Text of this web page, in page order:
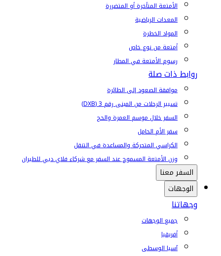
الأمتعة المتأخرة أو المتضررة
المعدات الرياضية
المواد الخطرة
أمتعة من نوع خاص
رسوم الأمتعة في المطار
روابط ذات صلة
موافقة الصعود إلى الطائرة
تسيير الرحلات من المبنى رقم 3 (DXB)
السفر خلال موسم العمرة والحج
سفر الأم الحامل
الكراسي المتحركة والمساعدة في التنقل
وزن الأمتعة المسموح عند السفر مع شركاء فلاي دبي للطيران
السفر معنا
الوجهات
وجهاتنا
جميع الوجهات
أفريقيا
آسيا الوسطى